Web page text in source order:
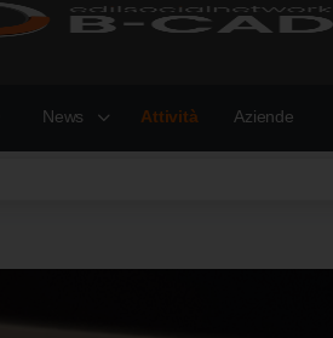
News Attività Aziende